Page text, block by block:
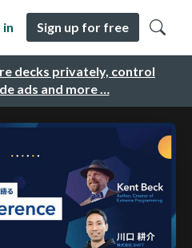
decks privately, control
ads and more …
in Sign up for free